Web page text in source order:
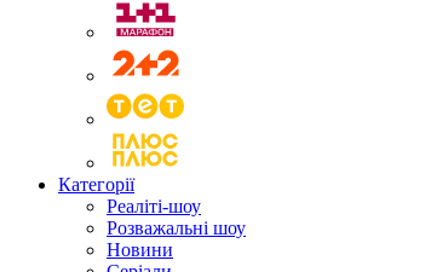
Категорії
Реаліті-шоу
Розважальні шоу
Новини